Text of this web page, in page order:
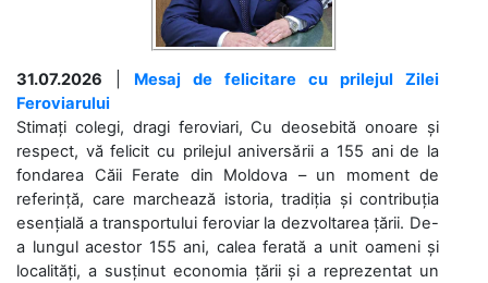
31.07.2026
Mesaj de felicitare cu prilejul Zilei
Feroviarului
Stimați colegi, dragi feroviari, Cu deosebită onoare și
respect, vă felicit cu prilejul aniversării a 155 ani de la
fondarea Căii Ferate din Moldova – un moment de
referință, care marchează istoria, tradiția și contribuția
esențială a transportului feroviar la dezvoltarea țării. De-
a lungul acestor 155 ani, calea ferată a unit oameni și
localități, a susținut economia țării și a reprezentat un